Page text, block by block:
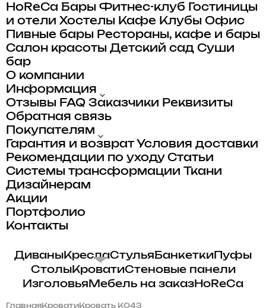
HoReCa Бары Фитнес-клуб
Гостиницы
и отели Хостелы Кафе Клубы Офис
Пивные бары Рестораны, кафе и бары
Салон красоты Детский сад Суши
бар
О компании
Информация
Отзывы FAQ Заказчики Реквизиты
Обратная связь
Покупателям
Гарантия и возврат Условия доставки
Рекомендации по уходу Статьи
Системы трансформации
Ткани
Дизайнерам
Акции
Портфолио
Контакты
ДиваныКреслаСтульяБанкеткиПуфы
СтолыКроватиСтеновые панели
Изголовья Мебель на заказHoReCa
ГлавнаяКроватиКровать K043